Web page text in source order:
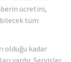
ücretini,
tüm
olduğu kadar
vardır. Servisler